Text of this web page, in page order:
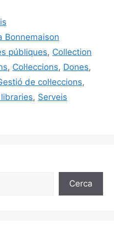
k
e
dI
n
p
ar
te
ix
Bonnemaison
públiques, Collection
, Col·leccions, Dones,
de col·leccions,
, Serveis
Cerca